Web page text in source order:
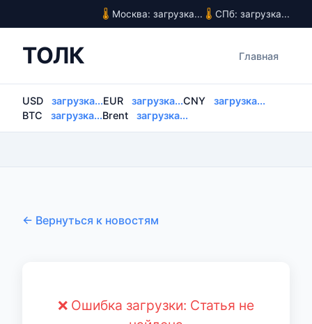
Москва: загрузка... СПб: загрузка...
ТОЛК Главная
USD загрузка...EUR загрузка...CNY
загрузка...
BTC
загрузка...Brent загрузка...
← Вернуться к новостям
❌ Ошибка загрузки: Статья не